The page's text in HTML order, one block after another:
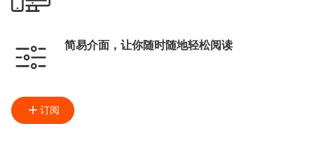
简易介面，让你随时随地轻松阅读
订阅